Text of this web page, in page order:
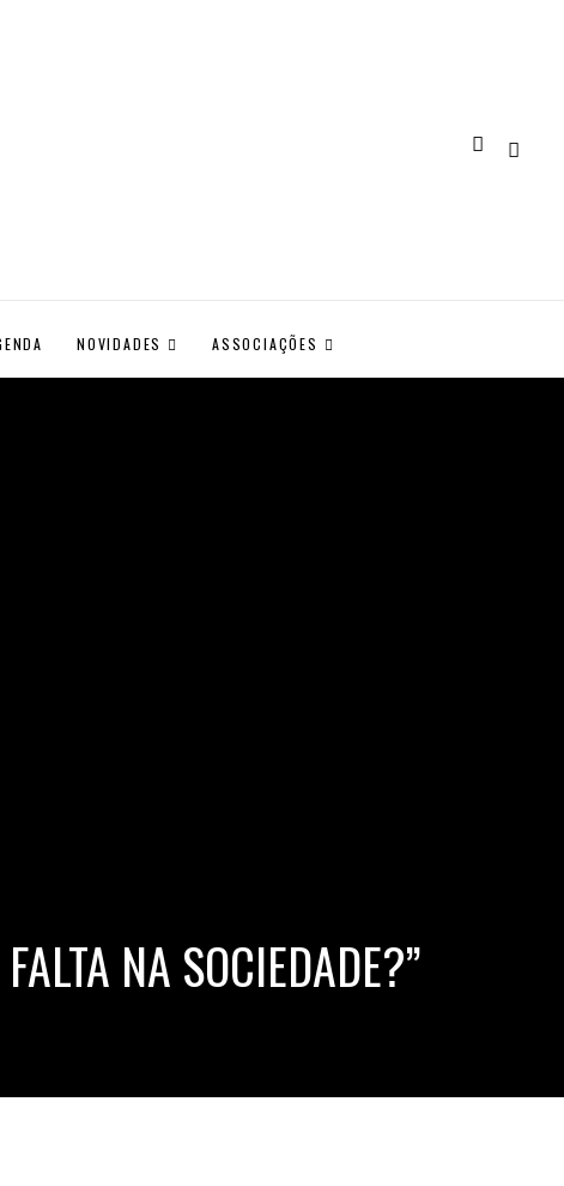
NOVIDADES ASSOCIAÇÕES
NA SOCIEDADE?”